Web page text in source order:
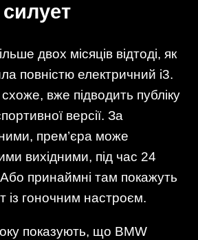
двох місяців відтоді, як
повністю електричний i3.
вже підводить публіку
версії. За
прем’єра може
вихідними, під час 24
принаймні там покажуть
із гоночним настроєм.
показують, що BMW